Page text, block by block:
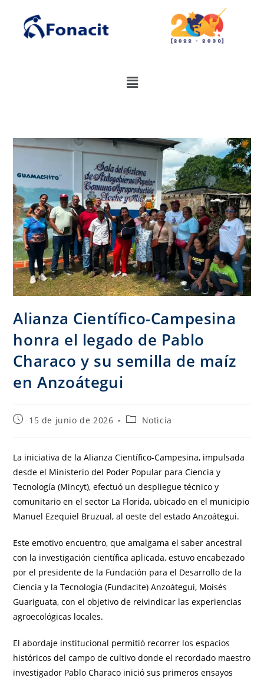
Alianza Científico-Campesina
honra el legado de Pablo
Characo y su semilla de maíz
en Anzoátegui
15 de junio de 2026 Noticia
La iniciativa de la Alianza Científico-Campesina, impulsada
desde el Ministerio del Poder Popular para Ciencia y
Tecnología (Mincyt), efectuó un despliegue técnico y
comunitario en el sector La Florida, ubicado en el municipio
Manuel Ezequiel Bruzual, al oeste del estado Anzoátegui.
Este emotivo encuentro, que amalgama el saber ancestral
con la investigación científica aplicada, estuvo encabezado
por el presidente de la Fundación para el Desarrollo de la
Ciencia y la Tecnología (Fundacite) Anzoátegui, Moisés
Guariguata, con el objetivo de reivindicar las experiencias
agroecológicas locales.
El abordaje institucional permitió recorrer los espacios
históricos del campo de cultivo donde el recordado maestro
investigador Pablo Characo inició sus primeros ensayos